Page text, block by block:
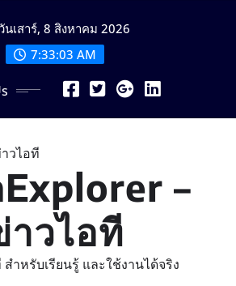
วันเสาร์, 8 สิงหาคม 2026
7:33:04 AM
–
าวไอที
ำหรับเรียนรู้ และใช้งานได้จริง